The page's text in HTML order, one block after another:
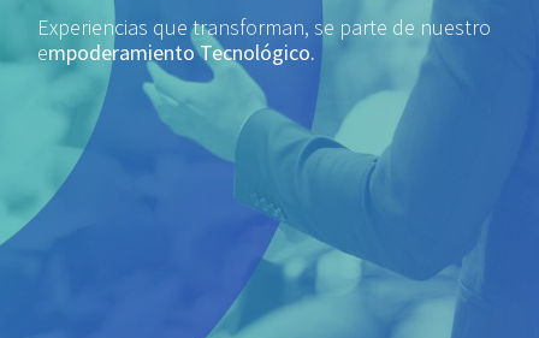
Experiencias que transforman, se parte de nuestro
empoderamiento Tecnológico.